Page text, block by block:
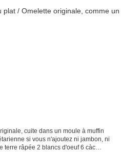
cuite dans un moule à muffin
si vous n'ajoutez ni jambon, ni
terre râpée 2 blancs d'oeuf 6 càc